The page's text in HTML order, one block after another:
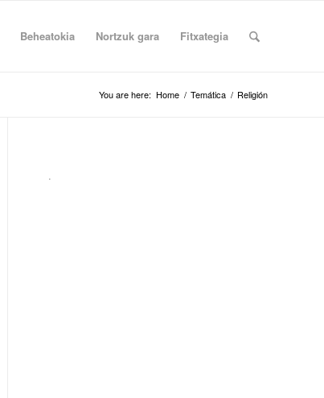
Beheatokia Nortzuk gara Fitxategia
You are here: Home / Temática / Religión
.